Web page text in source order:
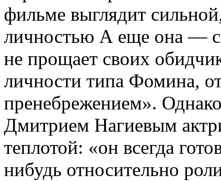
фильме выглядит
личностью А еще она —
не прощает своих
личности типа Фомина,
пренебрежением».
Дмитрием Нагиевым
теплотой: «он всегда
нибудь относительно